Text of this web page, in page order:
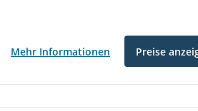
Mehr Informationen Preise